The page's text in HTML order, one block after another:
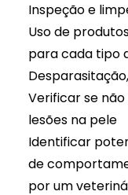
Inspeção e
Uso de
para cada tipo
Verificar se
lesões na pele
Identificar
de
por um